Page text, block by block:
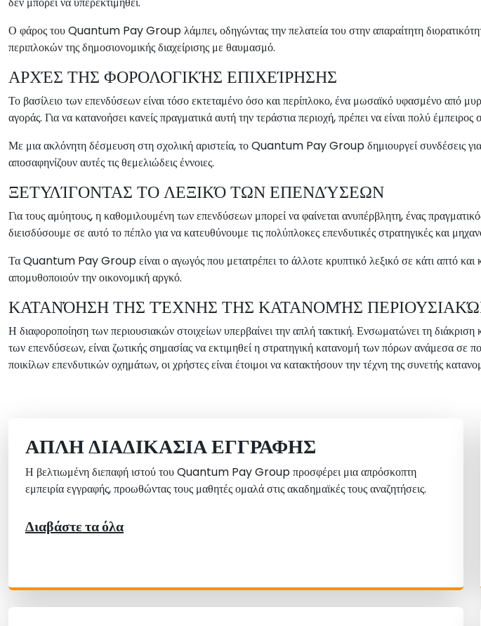
Ο φάρος του Quantum Pay Group λάμπει, οδηγώντας την πελατεία του στην απαραίτητη
περιπλοκών της δημοσιονομικής διαχείρισης με θαυμασμό.
ΑΡΧΈΣ ΤΗΣ ΦΟΡΟΛΟΓΙΚΉΣ ΕΠΙΧΕΊΡΗΣΗΣ
Το βασίλειο των επενδύσεων είναι τόσο εκτεταμένο όσο και περίπλοκο, ένα μωσαϊκό υφασμένο από
αγοράς. Για να κατανοήσει κανείς πραγματικά αυτή την τεράστια περιοχή, πρέπει να είναι πολύ έμπειρος
Με μια ακλόνητη δέσμευση στη σχολική αριστεία, το Quantum Pay Group δημιουργεί συνδέσεις για
αποσαφηνίζουν αυτές τις θεμελιώδεις έννοιες.
ΞΕΤΥΛΊΓΟΝΤΑΣ ΤΟ ΛΕΞΙΚΌ ΤΩΝ ΕΠΕΝΔΎΣΕΩΝ
Για τους αμύητους, η καθομιλουμένη των επενδύσεων μπορεί να φαίνεται ανυπέρβλητη, ένας
διεισδύσουμε σε αυτό το πέπλο για να κατευθύνουμε τις πολύπλοκες επενδυτικές στρατηγικές και
Τα Quantum Pay Group είναι ο αγωγός που μετατρέπει το άλλοτε κρυπτικό λεξικό σε κάτι απτό και
απομυθοποιούν την οικονομική αργκό.
ΚΑΤΑΝΌΗΣΗ ΤΗΣ ΤΈΧΝΗΣ ΤΗΣ ΚΑΤΑΝΟΜΉΣ
Η διαφοροποίηση των περιουσιακών στοιχείων υπερβαίνει την απλή τακτική. Ενσωματώνει τη
των επενδύσεων, είναι ζωτικής σημασίας να εκτιμηθεί η στρατηγική κατανομή των πόρων ανάμεσα σε
ποικίλων επενδυτικών οχημάτων, οι χρήστες είναι έτοιμοι να κατακτήσουν την τέχνη της συνετής
ΑΠΛΉ ΔΙΑΔΙΚΑΣΊΑ ΕΓΓΡΑΦΉΣ
Η βελτιωμένη διεπαφή ιστού του Quantum Pay Group προσφέρει μια απρόσκοπτη
εμπειρία εγγραφής, προωθώντας τους μαθητές ομαλά στις ακαδημαϊκές τους αναζητήσεις.
Διαβάστε τα όλα